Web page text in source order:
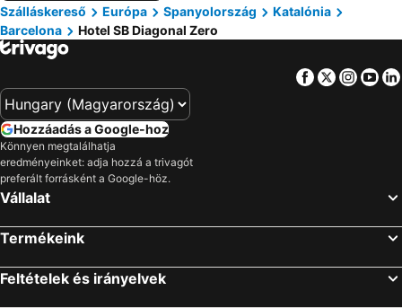
Szálláskereső
Európa Spanyolország
Katalónia
Barcelona
Hotel SB Diagonal Zero
Facebook
Twitter
Hozzáadás a Google-hoz
Könnyen megtalálhatja
eredményeinket: adja hozzá a trivagót
preferált forrásként a Google-höz.
Vállalat
Termékeink
Feltételek és irányelvek